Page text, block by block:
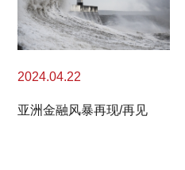
2024.04.22
亚洲金融风暴再现/再见